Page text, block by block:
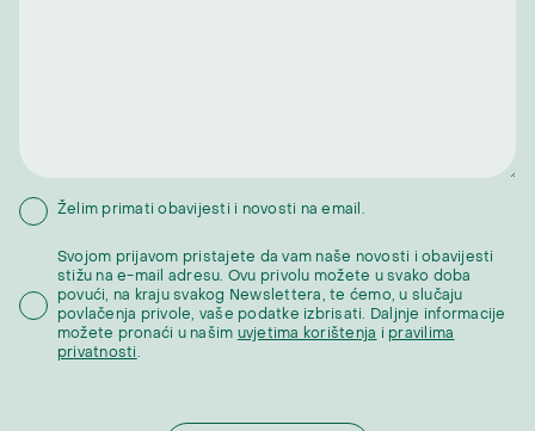
Želim primati obavijesti i novosti na email.
Svojom prijavom pristajete da vam naše novosti i obavijesti
stižu na e-mail adresu. Ovu privolu možete u svako doba
povući, na kraju svakog Newslettera, te ćemo, u slučaju
povlačenja privole, vaše podatke izbrisati. Daljnje informacije
možete pronaći u našim uvjetima korištenja i pravilima
privatnosti.